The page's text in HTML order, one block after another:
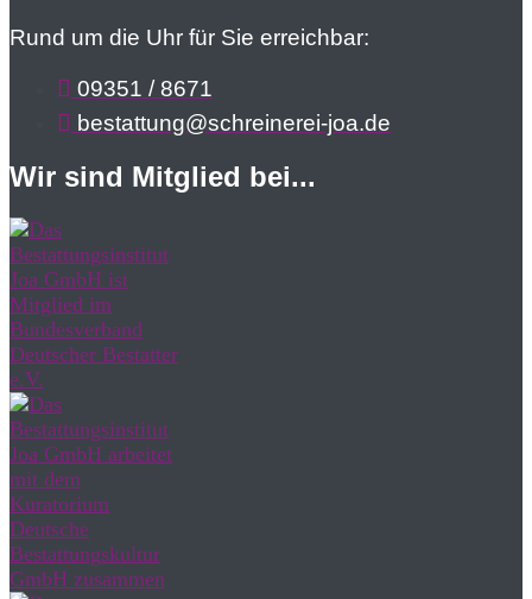
Rund um die Uhr für Sie erreichbar:
09351 / 8671
bestattung@schreinerei-joa.de
Wir sind Mitglied bei...